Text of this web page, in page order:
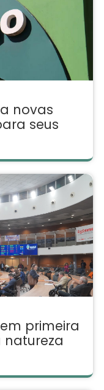
novas
seus
primeira
natureza